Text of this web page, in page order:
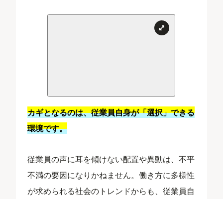
カギとなるのは、従業員自身が「選択」できる
環境です。
従業員の声に耳を傾けない配置や異動は、不平
不満の要因になりかねません。働き方に多様性
が求められる社会のトレンドからも、従業員自